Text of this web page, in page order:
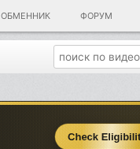
ОБМЕННИК ФОРУМ